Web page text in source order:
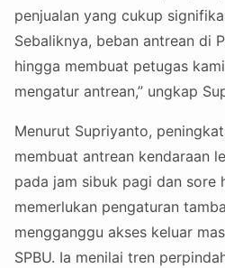
penjualan yang cukup
Sebaliknya, beban antrean di
hingga membuat petugas
mengatur antrean,” ungkap
Menurut Supriyanto,
membuat antrean kendaraan
pada jam sibuk pagi dan sore
memerlukan pengaturan
mengganggu akses keluar
SPBU. Ia menilai tren